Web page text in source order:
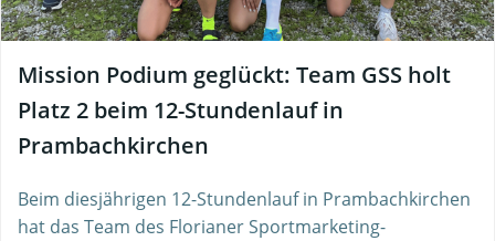
Mission Podium geglückt: Team GSS holt
Platz 2 beim 12-Stundenlauf in
Prambachkirchen
Beim diesjährigen 12-Stundenlauf in Prambachkirchen
hat das Team des Florianer Sportmarketing-